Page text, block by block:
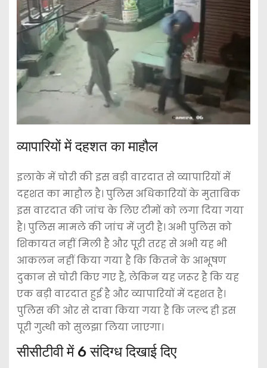
व्यापारियों में दहशत का माहौल
इलाके में चोरी की इस बड़ी वारदात से व्यापारियों में
दहशत का माहौल है। पुलिस अधिकारियों के मुताबिक
इस वारदात की जांच के लिए टीमों को लगा दिया गया
है। पुलिस मामले की जांच में जुटी है। अभी पुलिस को
शिकायत नहीं मिली है और पूरी तरह से अभी यह भी
आकलन नहीं किया गया है कि कितने के आभूषण
दुकान से चोरी किए गए हैं, लेकिन यह जरूर है कि यह
एक बड़ी वारदात हुई है और व्यापारियों में दहशत है।
पुलिस की ओर से दावा किया गया है कि जल्द ही इस
पूरी गुत्थी को सुलझा लिया जाएगा।
सीसीटीवी में 6 संदिग्ध दिखाई दिए